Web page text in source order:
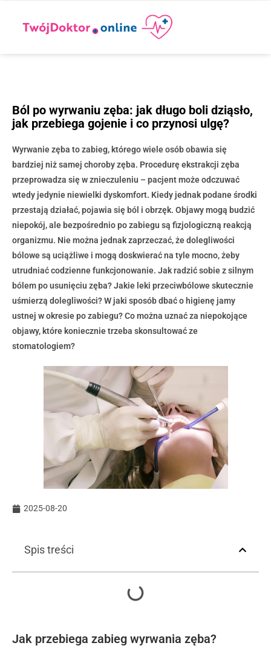
Ból po wyrwaniu zęba: jak długo boli dziąsło,
jak przebiega gojenie i co przynosi ulgę?
Wyrwanie zęba to zabieg, którego wiele osób obawia się
bardziej niż samej choroby zęba. Procedurę ekstrakcji zęba
przeprowadza się w znieczuleniu – pacjent może odczuwać
wtedy jedynie niewielki dyskomfort. Kiedy jednak podane środki
przestają działać, pojawia się ból i obrzęk. Objawy mogą budzić
niepokój, ale bezpośrednio po zabiegu są fizjologiczną reakcją
organizmu. Nie można jednak zaprzeczać, że dolegliwości
bólowe są uciążliwe i mogą doskwierać na tyle mocno, żeby
utrudniać codzienne funkcjonowanie. Jak radzić sobie z silnym
bólem po usunięciu zęba? Jakie leki przeciwbólowe skutecznie
uśmierzą dolegliwości? W jaki sposób dbać o higienę jamy
ustnej w okresie po zabiegu? Co można uznać za niepokojące
objawy, które koniecznie trzeba skonsultować ze
stomatologiem?
2025-08-20
Spis treści
Jak przebiega zabieg wyrwania zęba?